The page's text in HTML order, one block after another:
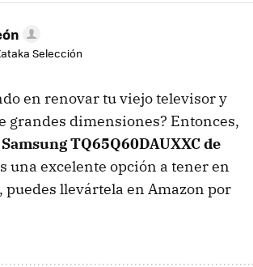
Selección
en renovar tu viejo televisor y
grandes dimensiones? Entonces,
Samsung TQ65Q60DAUXXC de
una excelente opción a tener en
puedes llevártela en Amazon por